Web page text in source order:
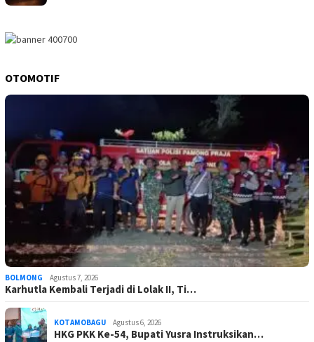
OTOMOTIF
BOLMONG Agustus 7, 2026
Karhutla Kembali Terjadi di Lolak II, Ti…
KOTAMOBAGU Agustus 6, 2026
HKG PKK Ke-54, Bupati Yusra Instruksikan…